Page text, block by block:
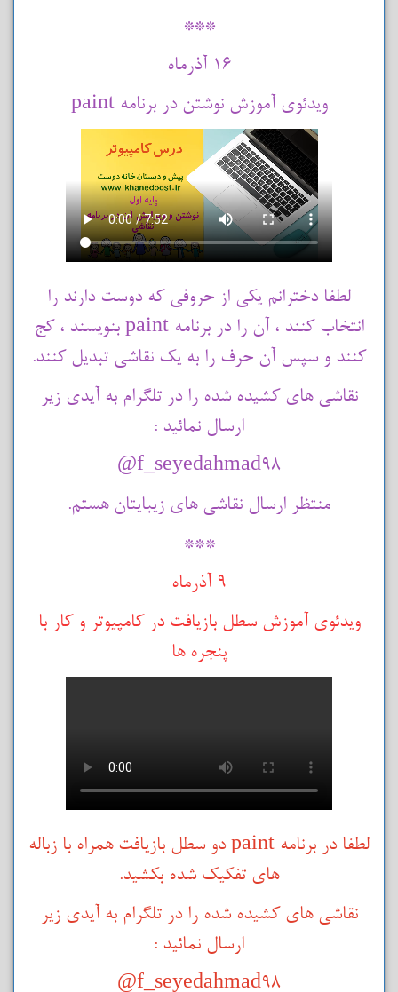
***
16 آذرماه
ویدئوی آموزش نوشتن در برنامه paint
لطفا دخترانم یکی از حروفی که دوست دارند را
انتخاب کنند ، آن را در برنامه paint بنویسند ، کج
کنند و سپس آن حرف را به یک نقاشی تبدیل کنند.
نقاشی های کشیده شده را در تلگرام به آیدی زیر
ارسال نمائید :
f_seyedahmad98@
منتظر ارسال نقاشی های زیبایتان هستم.
***
9 آذرماه
ویدئوی آموزش سطل بازیافت در کامپیوتر و کار با
پنجره ها
لطفا در برنامه paint دو سطل بازیافت همراه با زباله
های تفکیک شده بکشید.
نقاشی های کشیده شده را در تلگرام به آیدی زیر
ارسال نمائید :
f_seyedahmad98@